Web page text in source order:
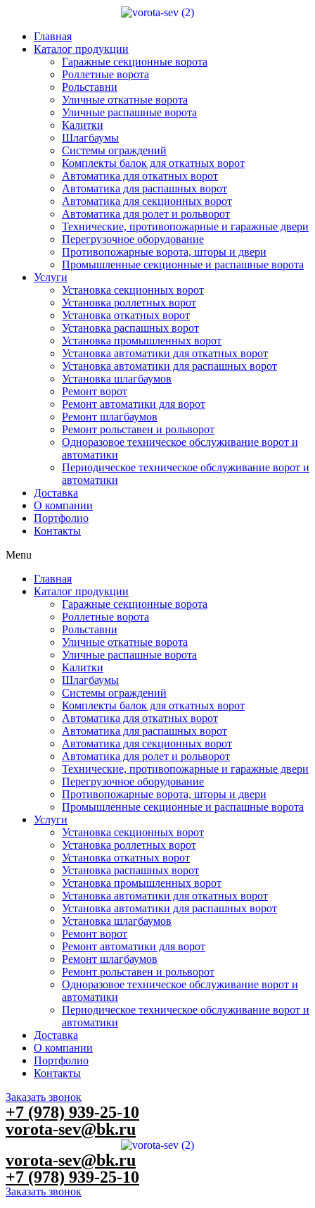
Главная
Каталог продукции
Гаражные секционные ворота
Роллетные ворота
Рольставни
Уличные откатные ворота
Уличные распашные ворота
Калитки
Шлагбаумы
Системы ограждений
Комплекты балок для откатных ворот
Автоматика для откатных ворот
Автоматика для распашных ворот
Автоматика для секционных ворот
Автоматика для ролет и рольворот
Технические, противопожарные и гаражные двери
Перегрузочное оборудование
Противопожарные ворота, шторы и двери
Промышленные секционные и распашные ворота
Услуги
Установка секционных ворот
Установка роллетных ворот
Установка откатных ворот
Установка распашных ворот
Установка промышленных ворот
Установка автоматики для откатных ворот
Установка автоматики для распашных ворот
Установка шлагбаумов
Ремонт ворот
Ремонт автоматики для ворот
Ремонт шлагбаумов
Ремонт рольставен и рольворот
Одноразовое техническое обслуживание ворот и
автоматики
Периодическое техническое обслуживание ворот и
автоматики
Доставка
О компании
Портфолио
Контакты
Menu
Главная
Каталог продукции
Гаражные секционные ворота
Роллетные ворота
Рольставни
Уличные откатные ворота
Уличные распашные ворота
Калитки
Шлагбаумы
Системы ограждений
Комплекты балок для откатных ворот
Автоматика для откатных ворот
Автоматика для распашных ворот
Автоматика для секционных ворот
Автоматика для ролет и рольворот
Технические, противопожарные и гаражные двери
Перегрузочное оборудование
Противопожарные ворота, шторы и двери
Промышленные секционные и распашные ворота
Услуги
Установка секционных ворот
Установка роллетных ворот
Установка откатных ворот
Установка распашных ворот
Установка промышленных ворот
Установка автоматики для откатных ворот
Установка автоматики для распашных ворот
Установка шлагбаумов
Ремонт ворот
Ремонт автоматики для ворот
Ремонт шлагбаумов
Ремонт рольставен и рольворот
Одноразовое техническое обслуживание ворот и
автоматики
Периодическое техническое обслуживание ворот и
автоматики
Доставка
О компании
Портфолио
Контакты
Заказать звонок
+7 (978) 939-25-10
vorota-sev@bk.ru
vorota-sev@bk.ru
+7 (978) 939-25-10
Заказать звонок